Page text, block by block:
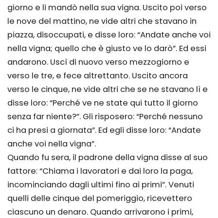
giorno e li mandò nella sua vigna. Uscito poi verso
le nove del mattino, ne vide altri che stavano in
piazza, disoccupati, e disse loro: “Andate anche voi
nella vigna; quello che è giusto ve lo darò”. Ed essi
andarono. Uscì di nuovo verso mezzogiorno e
verso le tre, e fece altrettanto. Uscito ancora
verso le cinque, ne vide altri che se ne stavano lì e
disse loro: “Perché ve ne state qui tutto il giorno
senza far niente?”. Gli risposero: “Perché nessuno
ci ha presi a giornata”. Ed egli disse loro: “Andate
anche voi nella vigna”.
Quando fu sera, il padrone della vigna disse al suo
fattore: “Chiama i lavoratori e dai loro la paga,
incominciando dagli ultimi fino ai primi”. Venuti
quelli delle cinque del pomeriggio, ricevettero
ciascuno un denaro. Quando arrivarono i primi,